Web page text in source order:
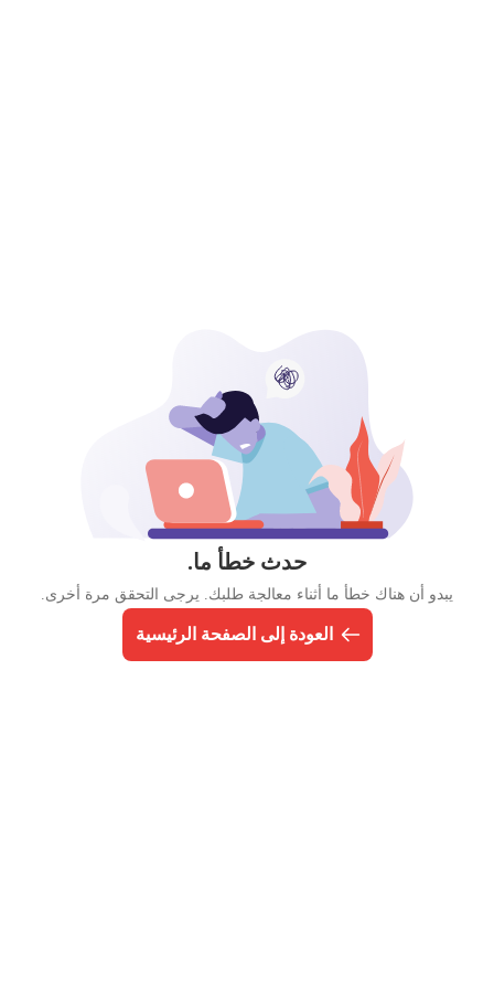
حدث خطأ ما.
يبدو أن هناك خطأ ما أثناء معالجة طلبك. يرجى التحقق مرة أخرى.
العودة إلى الصفحة الرئيسية